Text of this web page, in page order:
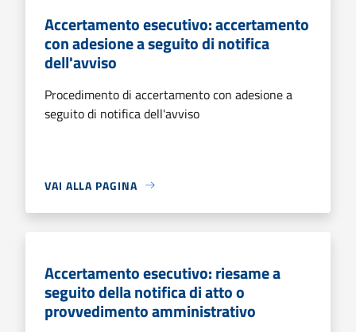
Accertamento esecutivo: accertamento
con adesione a seguito di notifica
dell'avviso
Procedimento di accertamento con adesione a
seguito di notifica dell'avviso
VAI ALLA PAGINA
Accertamento esecutivo: riesame a
seguito della notifica di atto o
provvedimento amministrativo